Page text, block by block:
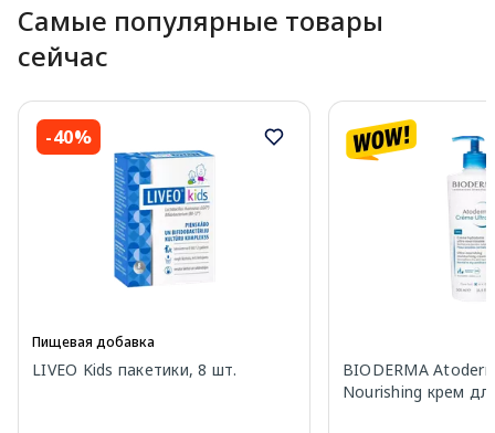
Самые популярные товары
сейчас
-40%
Пищевая добавка
LIVEO Kids пакетики, 8 шт.
BIODERMA
Nourishing крем